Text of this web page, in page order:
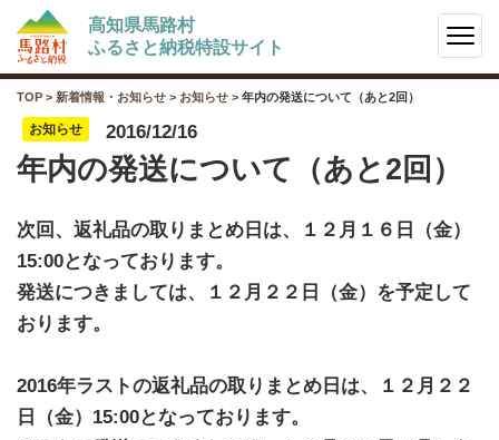
高知県馬路村
ふるさと納税特設サイト
TOP > 新着情報・お知らせ > お知らせ > 年内の発送について（あと2回）
お知らせ 2016/12/16
年内の発送について（あと2回）
次回、返礼品の取りまとめ日は、１２月１６日（金）
15:00となっております。
発送につきましては、１２月２２日（金）を予定して
おります。
2016年ラストの返礼品の取りまとめ日は、１２月２２
日（金）15:00となっております。